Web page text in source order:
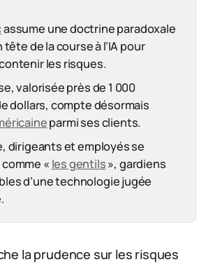
assume une doctrine paradoxale
de la course à l’IA pour
les risques.
valorisée près de 1 000
dollars, compte désormais
parmi ses clients.
dirigeants et employés se
« les gentils», gardiens
d’une technologie jugée
la prudence sur les risques